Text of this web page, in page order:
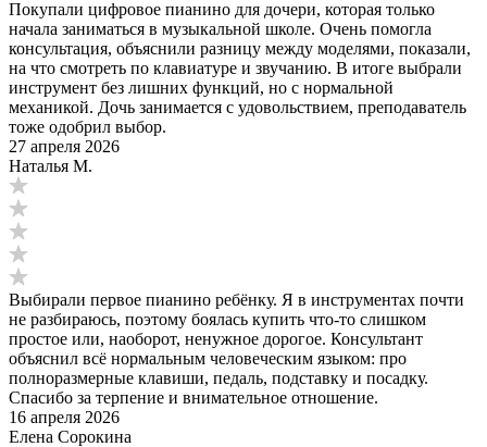
Покупали цифровое пианино для дочери, которая только
начала заниматься в музыкальной школе. Очень помогла
консультация, объяснили разницу между моделями, показали,
на что смотреть по клавиатуре и звучанию. В итоге выбрали
инструмент без лишних функций, но с нормальной
механикой. Дочь занимается с удовольствием, преподаватель
тоже одобрил выбор.
27 апреля 2026
Наталья M.
Выбирали первое пианино ребёнку. Я в инструментах почти
не разбираюсь, поэтому боялась купить что-то слишком
простое или, наоборот, ненужное дорогое. Консультант
объяснил всё нормальным человеческим языком: про
полноразмерные клавиши, педаль, подставку и посадку.
Спасибо за терпение и внимательное отношение.
16 апреля 2026
Елена Сорокина